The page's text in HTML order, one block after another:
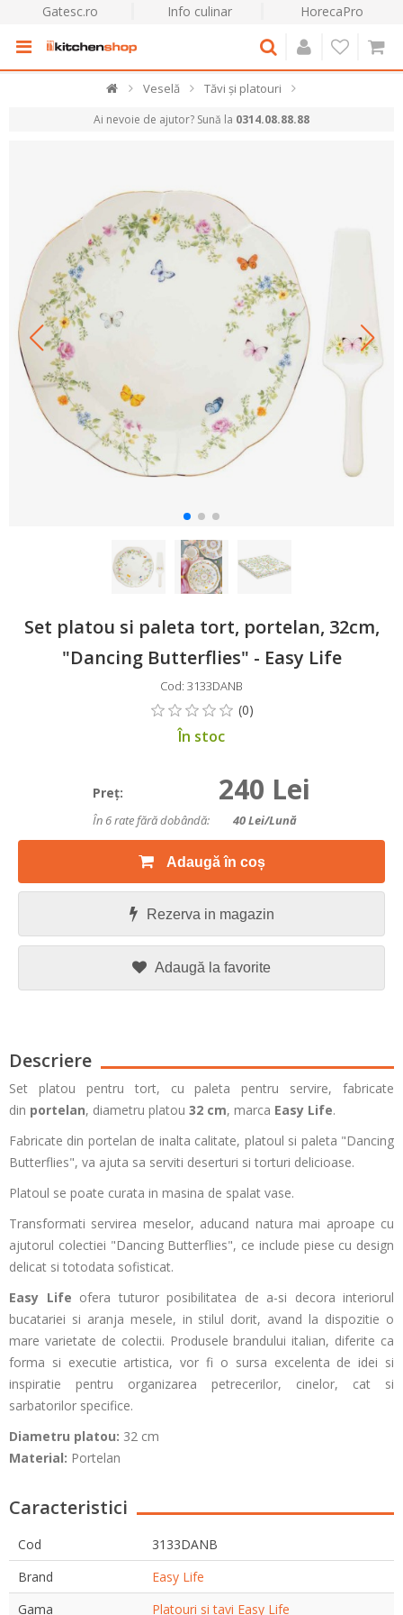
Gatesc.ro Info culinar HorecaPro
Veselă Tăvi și platouri
Ai nevoie de ajutor? Sună la 0314.08.88.88
Set platou si paleta tort, portelan, 32cm,
"Dancing Butterflies" - Easy Life
Cod: 3133DANB
În stoc
Preţ: 240 Lei
În 6 rate fără dobândă: 40Lei/lună
Adaugă în coș
Rezerva in magazin
Adaugă la favorite
Descriere
Set platou pentru tort, cu paleta pentru servire, fabricate
din portelan, diametru platou 32 cm, marca Easy Life.
Fabricate din portelan de inalta calitate, platoul si paleta "Dancing
Butterflies", va ajuta sa serviti deserturi si torturi delicioase.
Platoul se poate curata in masina de spalat vase.
Transformati servirea meselor, aducand natura mai aproape cu
ajutorul colectiei "Dancing Butterflies", ce include piese cu design
delicat si totodata sofisticat.
Easy Life ofera tuturor posibilitatea de a-si decora interiorul
bucatariei si aranja mesele, in stilul dorit, avand la dispozitie o
mare varietate de colectii. Produsele brandului italian, diferite ca
forma si executie artistica, vor fi o sursa excelenta de idei si
inspiratie pentru organizarea petrecerilor, cinelor, cat si
sarbatorilor specifice.
Diametru platou: 32 cm
Material: Portelan
Caracteristici
Cod
3133DANB
Brand
Easy Life
Gama
Platouri si tavi Easy Life